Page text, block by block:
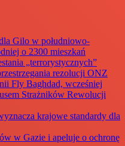
Gilo w południowo-
o 2300 mieszkań
„terrorystycznych”
rezolucji ONZ
Fly Baghdad, wcześniej
Strażników Rewolucji
krajowe standardy dla
w Gazie i apeluje o ochronę